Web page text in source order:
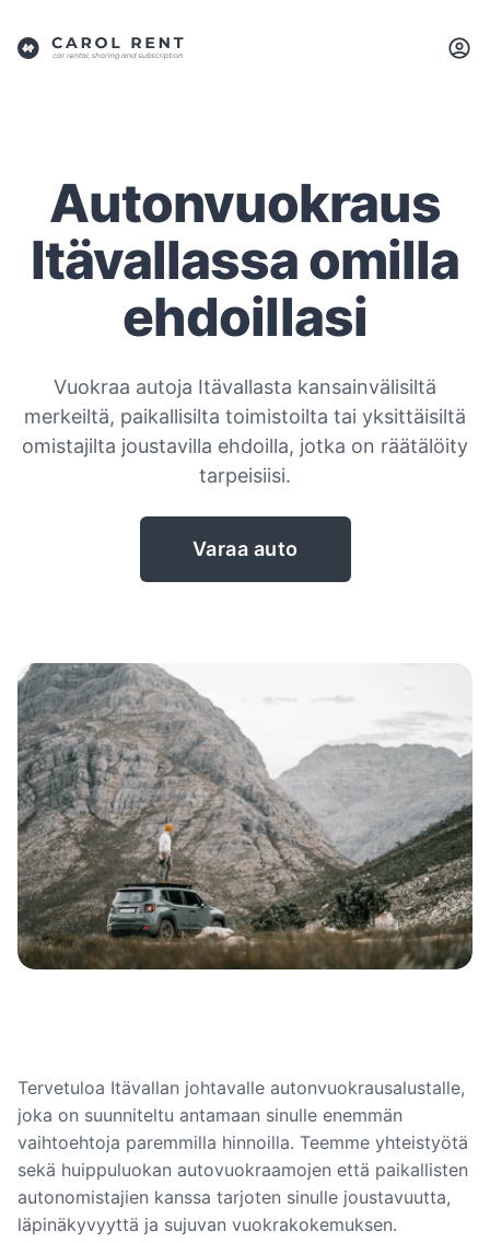
Autonvuokraus
Itävallassa omilla
ehdoillasi
Vuokraa autoja Itävallasta kansainvälisiltä
merkeiltä, paikallisilta toimistoilta tai yksittäisiltä
omistajilta joustavilla ehdoilla, jotka on räätälöity
tarpeisiisi.
Varaa auto
Tervetuloa Itävallan johtavalle autonvuokrausalustalle,
joka on suunniteltu antamaan sinulle enemmän
vaihtoehtoja paremmilla hinnoilla. Teemme yhteistyötä
sekä huippuluokan autovuokraamojen että paikallisten
autonomistajien kanssa tarjoten sinulle joustavuutta,
läpinäkyvyyttä ja sujuvan vuokrakokemuksen.